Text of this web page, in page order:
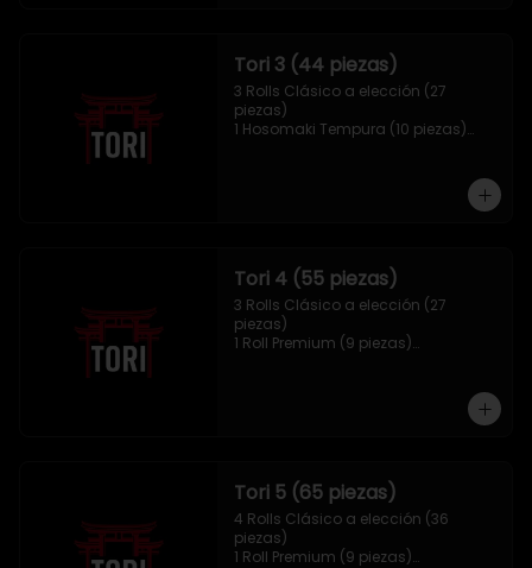
Tori 3 (44 piezas)
3 Rolls Clásico a elección (27
piezas)
1 Hosomaki Tempura (10 piezas)
Tori 4 (55 piezas)
3 Rolls Clásico a elección (27
piezas)
1 Roll Premium (9 piezas)
Tori 5 (65 piezas)
4 Rolls Clásico a elección (36
piezas)
1 Roll Premium (9 piezas)